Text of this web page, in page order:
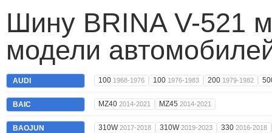
Шину BRINA V-521
модели
AUDI 100 1968-1976 100 1976-1983 200 1979-1982
BAIC MZ40 2014-2021 MZ45 2014-2021
BAOJUN 310W2017-2018 310W2019-2023 330 2016-2018